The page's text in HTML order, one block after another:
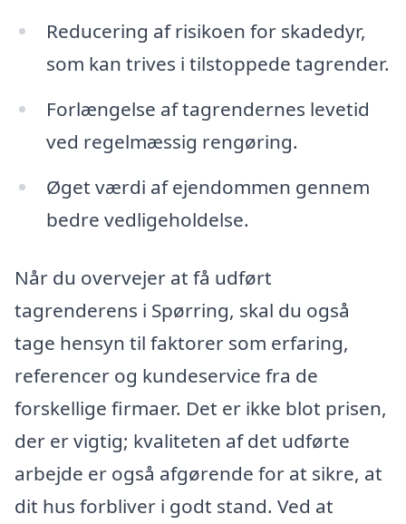
Reducering af risikoen for skadedyr,
som kan trives i tilstoppede tagrender.
Forlængelse af tagrendernes levetid
ved regelmæssig rengøring.
Øget værdi af ejendommen gennem
bedre vedligeholdelse.
Når du overvejer at få udført
tagrenderens i Spørring, skal du også
tage hensyn til faktorer som erfaring,
referencer og kundeservice fra de
forskellige firmaer. Det er ikke blot prisen,
der er vigtig; kvaliteten af det udførte
arbejde er også afgørende for at sikre, at
dit hus forbliver i godt stand. Ved at